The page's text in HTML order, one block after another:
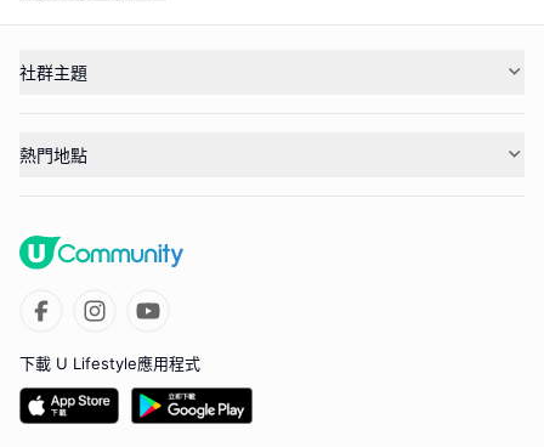
社群主題
熱門地點
下載 U Lifestyle應用程式